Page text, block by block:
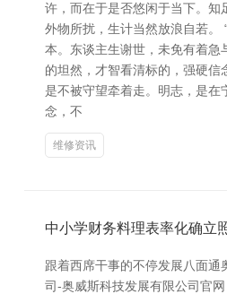
许，而在于是否悠闲于当下。知
外物所扰，生计当然放浪自若。
本。东谈主生谢世，未免有着急
的坦然，才智看清标的，强硬信
是不被守望牵着走。明志，是在
念，不
维修资讯
中小学财务料理表率化确立
跟着西席干事的不停发展八面通
司-奥威斯科技发展有限公司官